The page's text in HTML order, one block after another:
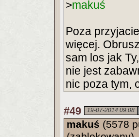
>makuś
Poza
więcej.
sam los jak
nie jest
nic poza tym,
#49 19-07-2014 09:08
makuś (5578